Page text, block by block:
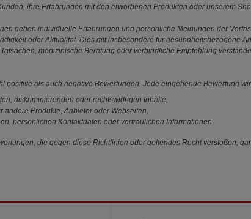
ihre Erfahrungen mit den erworbenen Produkten oder unserem
geben individuelle Erfahrungen und persönliche Meinungen der
oder Aktualität. Dies gilt insbesondere für gesundheitsbezogene
medizinische Beratung oder verbindliche Empfehlung
positive als auch negative Bewertungen. Jede eingehende Bewertung
diskriminierenden oder rechtswidrigen Inhalte,
andere Produkte, Anbieter oder Webseiten,
persönlichen Kontaktdaten oder vertraulichen Informationen.
die gegen diese Richtlinien oder geltendes Recht verstoßen,